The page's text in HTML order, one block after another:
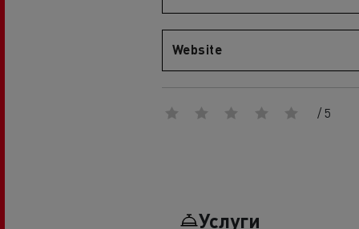
Website
/ 5
Услуги